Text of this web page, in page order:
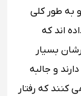
به طور کلی
اند که
بسیار
و جالبه
که رفتار